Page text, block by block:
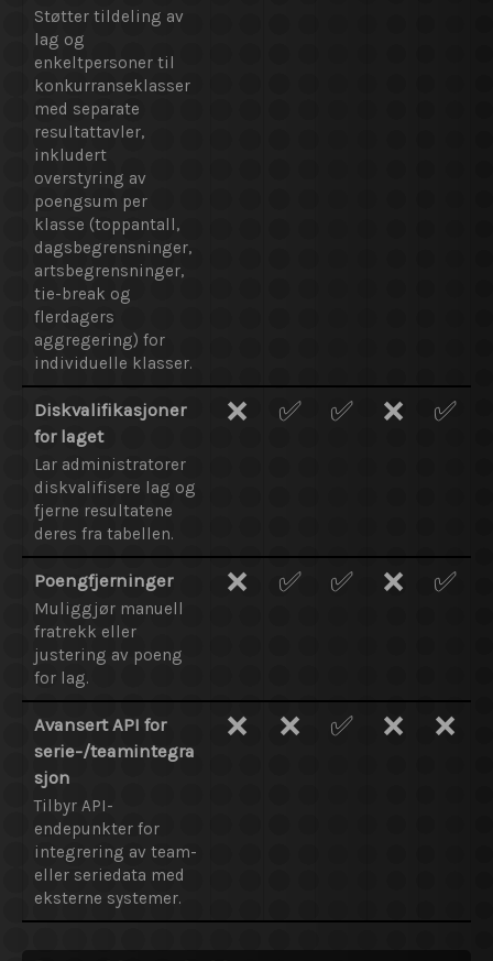
Støtter tildeling av
lag og
enkeltpersoner til
konkurranseklasser
med separate
resultattavler,
inkludert
overstyring av
poengsum per
klasse (toppantall,
dagsbegrensninger,
artsbegrensninger,
tie-break og
flerdagers
aggregering) for
individuelle klasser.
Diskvalifikasjoner
for laget
Lar administratorer
diskvalifisere lag og
fjerne resultatene
deres fra tabellen.
❌ ✅ ✅ ❌ ✅
Poengfjerninger
Muliggjør manuell
fratrekk eller
justering av poeng
for lag.
❌ ✅ ✅ ❌ ✅
Avansert API for
serie-/teamintegra
sjon
Tilbyr API-
endepunkter for
integrering av team-
eller seriedata med
eksterne systemer.
❌ ❌ ✅ ❌ ❌